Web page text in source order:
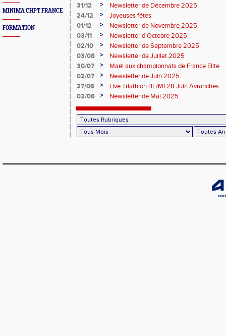
MINIMA CHPT FRANCE
FORMATION
31/12
>
Newsletter de Décembre 2025
24/12
>
Joyeuses fêtes
01/12
>
Newsletter de Novembre 2025
03/11
>
Newsletter d'Octobre 2025
02/10
>
Newsletter de Septembre 2025
03/08
>
Newsletter de Juillet 2025
30/07
>
Maël aux championnats de France Elite
02/07
>
Newsletter de Juin 2025
27/06
>
Live Triathlon BE/MI 28 Juin Avranches
02/06
> Newsletter de Mai 2025